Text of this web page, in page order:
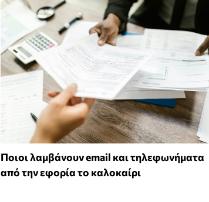
Ποιοι λαμβάνουν email και τηλεφωνήματα
από την εφορία το καλοκαίρι